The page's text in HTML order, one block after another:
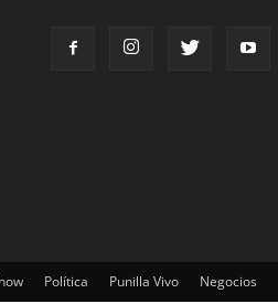
Política Punilla Vivo Negocios